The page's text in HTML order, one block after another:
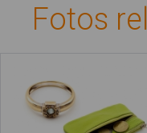
Fotos
Complementos